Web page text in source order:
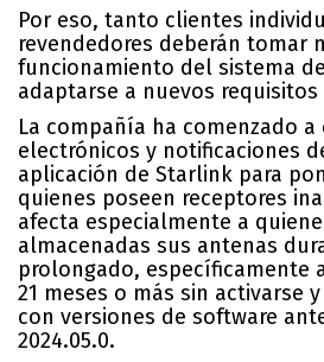
Por eso, tanto clientes
revendedores deberán tomar
funcionamiento del sistema
adaptarse a nuevos
La compañía ha comenzado a
electrónicos y notificaciones
aplicación de Starlink para
quienes poseen receptores
afecta especialmente a
almacenadas sus antenas
prolongado, específicamente
21 meses o más sin activarse
con versiones de software
2024.05.0.